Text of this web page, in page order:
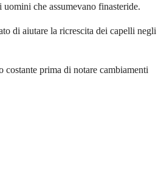
che assumevano finasteride.
di aiutare la ricrescita dei capelli negli
prima di notare cambiamenti